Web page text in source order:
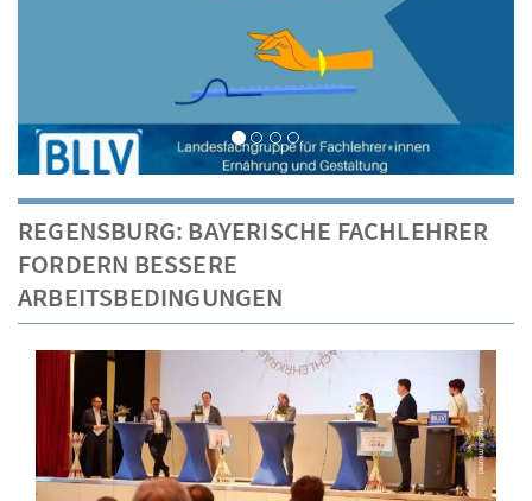
REGENSBURG: BAYERISCHE FACHLEHRER
FORDERN BESSERE
ARBEITSBEDINGUNGEN